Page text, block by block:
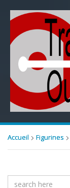
Accueil Figurines